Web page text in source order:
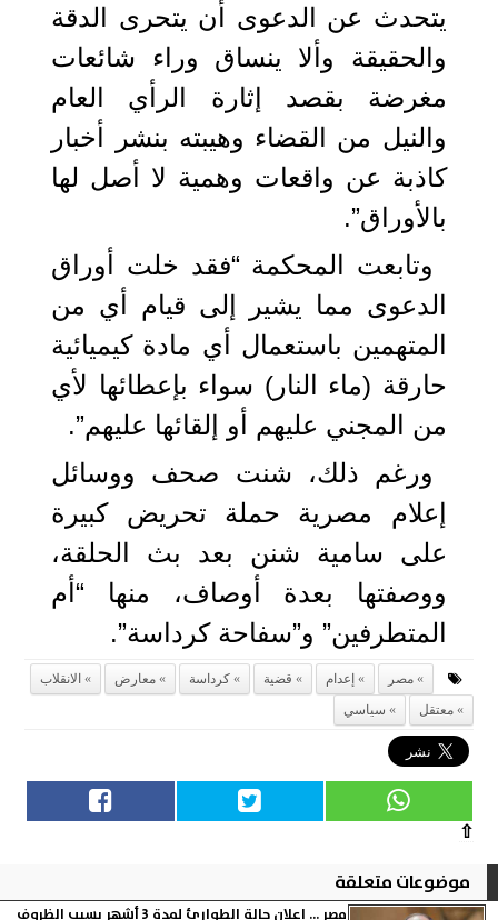
يتحدث عن الدعوى أن يتحرى الدقة
والحقيقة وألا ينساق وراء شائعات
مغرضة بقصد إثارة الرأي العام
والنيل من القضاء وهيبته بنشر أخبار
كاذبة عن واقعات وهمية لا أصل لها
بالأوراق”.
وتابعت المحكمة “فقد خلت أوراق
الدعوى مما يشير إلى قيام أي من
المتهمين باستعمال أي مادة كيميائية
حارقة (ماء النار) سواء بإعطائها لأي
من المجني عليهم أو إلقائها عليهم”.
ورغم ذلك، شنت صحف ووسائل
إعلام مصرية حملة تحريض كبيرة
على سامية شنن بعد بث الحلقة،
ووصفتها بعدة أوصاف، منها “أم
المتطرفين” و”سفاحة كرداسة”.
مصر إعدام قضية كرداسة معارض
الانقلاب
معتقل
سياسي
⇧
موضوعات متعلقة
مصر ... إعلان حالة الطوارئ لمدة 3 أشهر بسبب الظروف